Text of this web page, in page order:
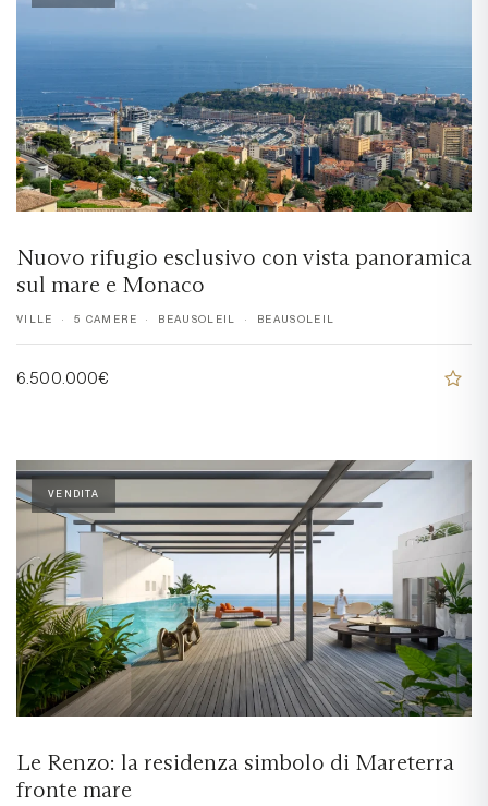
Nuovo rifugio esclusivo con vista panoramica
sul mare e Monaco
VILLE 5 CAMERE BEAUSOLEIL BEAUSOLEIL
6.500.000€
VENDITA
Le Renzo: la residenza simbolo di Mareterra
fronte mare